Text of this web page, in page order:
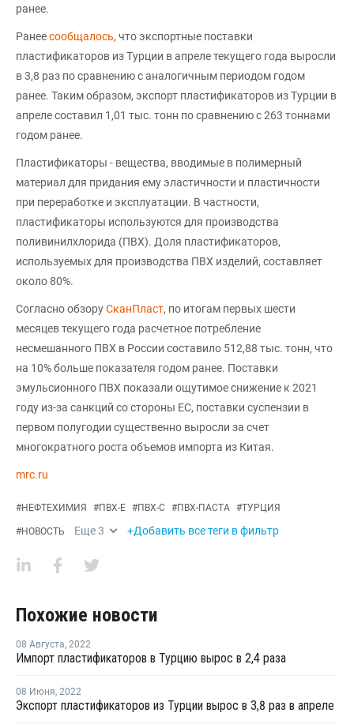
ранее.
Ранеесообщалось, что экспортные поставки
пластификаторов из Турции в апреле текущего года выросли
в 3,8 раз по сравнению с аналогичным периодом годом
ранее. Таким образом, экспорт пластификаторов из Турции в
апреле составил 1,01 тыс. тонн по сравнению с 263 тоннами
годом ранее.
Пластификаторы - вещества, вводимые в полимерный
материал для придания ему эластичности и пластичности
при переработке и эксплуатации. В частности,
пластификаторы используются для производства
поливинилхлорида (ПВХ). Доля пластификаторов,
используемых для производства ПВХ изделий, составляет
около 80%.
Согласно обзоруСканПласт, по итогам первых шести
месяцев текущего года расчетное потребление
несмешанного ПВХ в России составило 512,88 тыс. тонн, что
на 10% больше показателя годом ранее. Поставки
эмульсионного ПВХ показали ощутимое снижение к 2021
году из-за санкций со стороны ЕС, поставки суспензии в
первом полугодии существенно выросли за счет
многократного роста объемов импорта из Китая.
mrc.ru
#НЕФТЕХИМИЯ #ПВХ-Е #ПВХ-С #ПВХ-ПАСТА #ТУРЦИЯ
#НОВОСТЬ Еще3 +Добавить все теги в фильтр
Похожие новости
08 Августа, 2022
Импорт пластификаторов в Турцию вырос в 2,4 раза
08 Июня, 2022
Экспорт пластификаторов из Турции вырос в 3,8 раз в апреле